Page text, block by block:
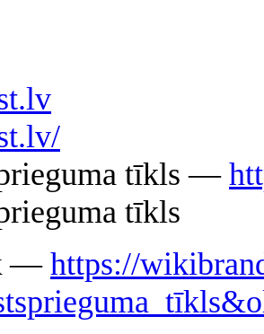
tīkls —
tīkls
— https://